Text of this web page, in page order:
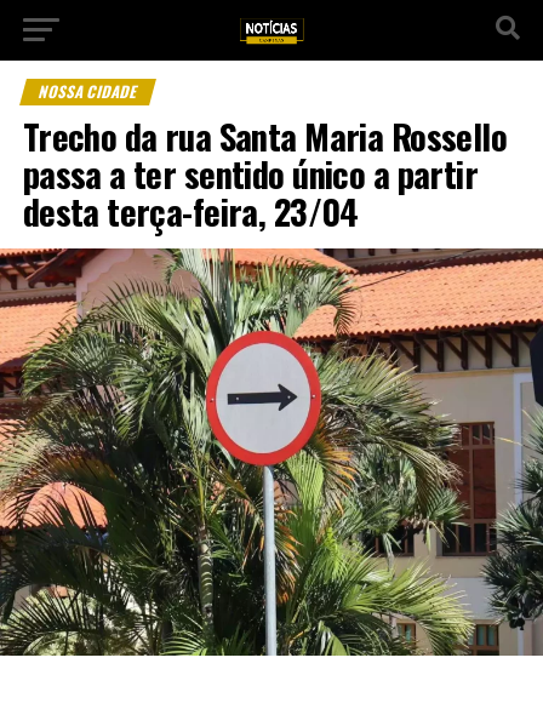
NOSSA CIDADE
Trecho da rua Santa Maria Rossello
passa a ter sentido único a partir
desta terça-feira, 23/04